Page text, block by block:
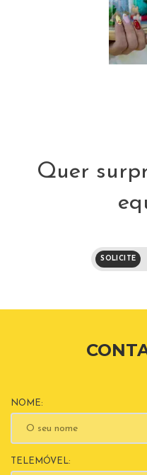
Quer
SOLICITE
NOME:
TELEMÓVEL: